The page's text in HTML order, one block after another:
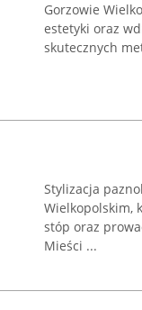
Gorzowie
estetyki oraz
skutecznych
Stylizacja
Wielkopolskim,
stóp oraz
Mieści ...